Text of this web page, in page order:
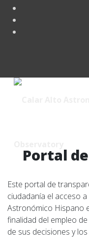
Portal
Este portal de
ciudadanía el acceso
Astronómico Hispano
finalidad del empleo
de sus decisiones y